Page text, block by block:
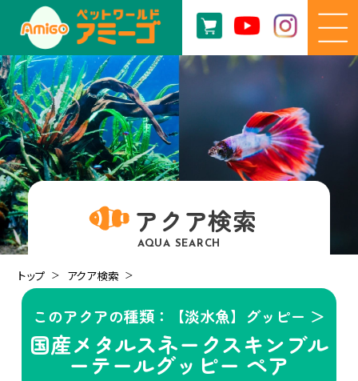
アクア検索
AQUA SEARCH
トップ アクア検索
このアクアの種類：【淡水魚】グッピー ＞
国産メタルスネークスキンブル
ーテールグッピー ペア